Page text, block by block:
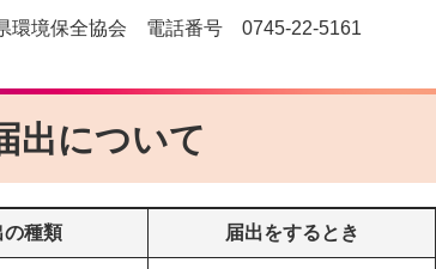
環境保全協会 電話番号 0745-22-5161
出について
の種類 届出をするとき